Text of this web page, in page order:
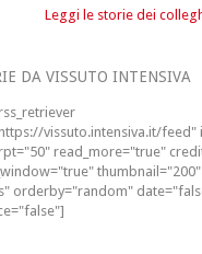
Leggi le storie dei
DA VISSUTO INTENSIVA
vissuto.intensiva.it/feed"
read_more="true"
thumbnail="200"
orderby="random"